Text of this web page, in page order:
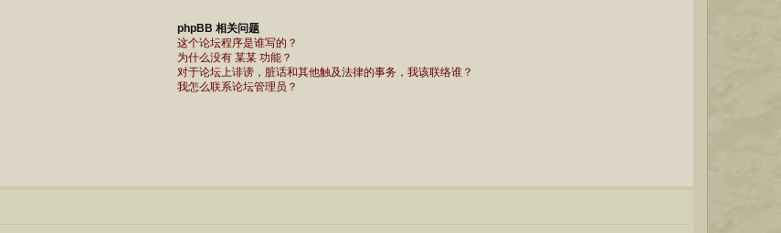
phpBB 相关问题
这个论坛程序是谁写的？
为什么没有 某某 功能？
对于论坛上诽谤，脏话和其他触及法律的事务，我该联络谁？
我怎么联系论坛管理员？